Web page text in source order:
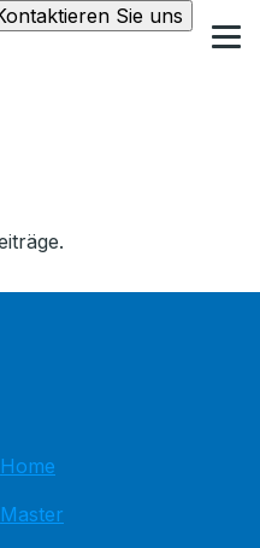
Sie uns
Home
Master